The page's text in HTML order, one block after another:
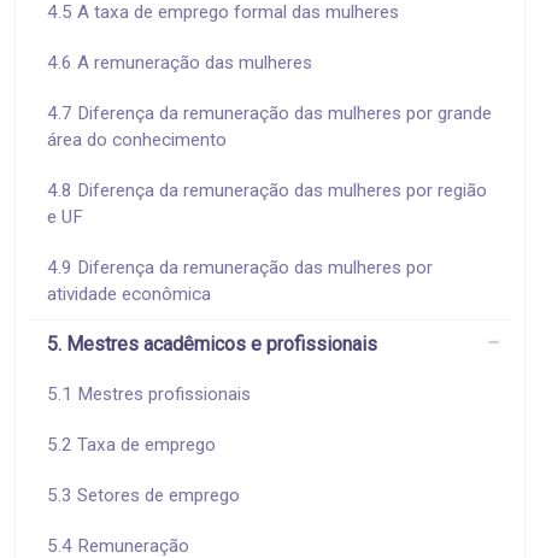
4.5 A taxa de emprego formal das mulheres
4.6 A remuneração das mulheres
4.7 Diferença da remuneração das mulheres por grande
área do conhecimento
4.8 Diferença da remuneração das mulheres por região
e UF
4.9 Diferença da remuneração das mulheres por
atividade econômica
5. Mestres acadêmicos e profissionais
5.1 Mestres profissionais
5.2 Taxa de emprego
5.3 Setores de emprego
5.4 Remuneração